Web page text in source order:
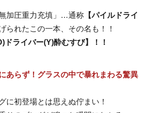
加圧重力充填」…通称 【パイルドライ
られたこの一本、その名も！！
ドライバー(Y)酔むすび】！！
あらず！グラスの中で暴れまわる驚異
に初登場とは思えぬ佇まい！